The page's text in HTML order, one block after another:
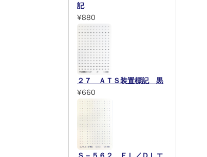
記
¥880
２７ ＡＴＳ装置標記 黒
¥660